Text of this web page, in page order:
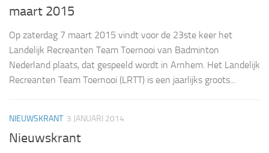
maart 2015
Op zaterdag 7 maart 2015 vindt voor de 23ste keer het
Landelijk Recreanten Team Toernooi van Badminton
Nederland plaats, dat gespeeld wordt in Arnhem. Het Landelijk
Recreanten Team Toernooi (LRTT) is een jaarlijks groots...
NIEUWSKRANT 3 JANUARI 2014
Nieuwskrant